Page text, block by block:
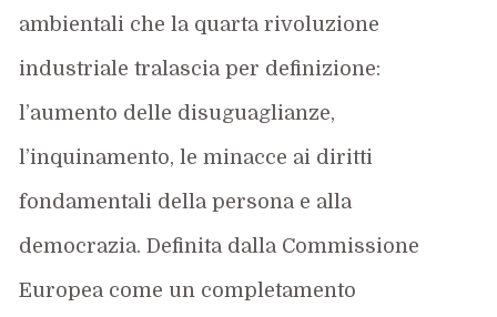
ambientali che la quarta rivoluzione
industriale tralascia per definizione:
l’aumento delle disuguaglianze,
l’inquinamento, le minacce ai diritti
fondamentali della persona e alla
democrazia. Definita dalla Commissione
Europea come un completamento